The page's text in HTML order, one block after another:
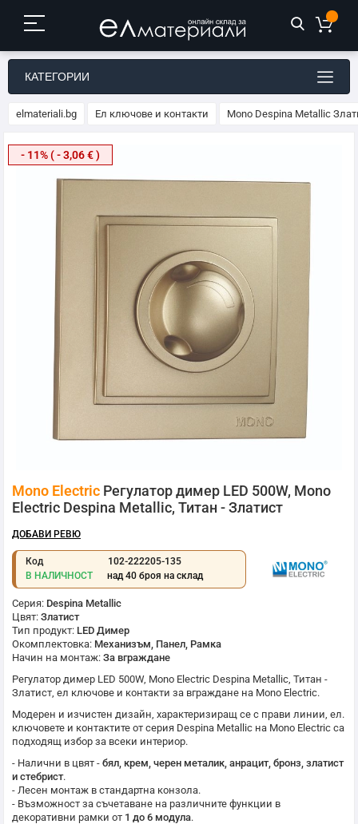
КАТЕГОРИИ
elmateriali.bg Ел ключове и контакти Mono Despina Metallic
Преминете
към
- 11% ( - 3,06 € )
към
началото
галерия
снимки
Mono Electric Регулатор димер LED 500W, Mono
Electric Despina Metallic, Титан - Златист
ДОБАВИ РЕВЮ
Код
102-222205-135
В НАЛИЧНОСТ
над 40 броя на склад
Серия: Despina Metallic
Цвят: Златист
Тип продукт: LED Димер
Окомплектовка: Механизъм, Панел, Рамка
Начин на монтаж: За вграждане
Регулатор димер LED 500W, Mono Electric Despina Metallic, Титан -
Златист, ел ключове и контакти за вграждане на Mono Electric.
Модерен и изчистен дизайн, характеризиращ се с прави линии, ел.
ключовете и контактите от серия Despina Metallic на Mono Electric са
подходящ избор за всеки интериор.
- Налични в цвят - бял, крем, черен металик, анрацит, бронз, златист
и стебрист.
- Лесен монтаж в стандартна конзола.
- Възможност за съчетаване на различните функции в
декоративни рамки от 1 до 6 модула.